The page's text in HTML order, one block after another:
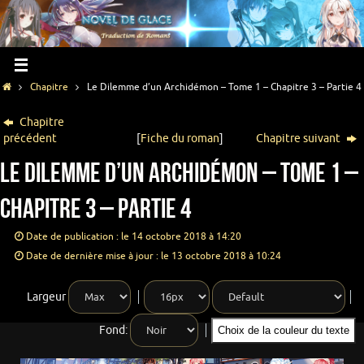
Chapitre Le Dilemme d’un Archidémon – Tome 1 – Chapitre 3 – Partie 4
Chapitre
précédent
[Fiche du roman] Chapitre suivant
Le Dilemme d’un Archidémon – Tome 1 –
Chapitre 3 – Partie 4
Date de publication : le 14 octobre 2018 à 14:20
Date de dernière mise à jour : le 13 octobre 2018 à 10:24
Largeur
Fond: Choix de la couleur du texte